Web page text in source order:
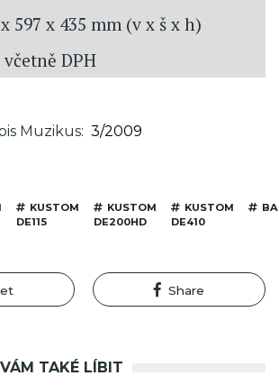
597 x 435 mm (v x š x h)
včetně DPH
Muzikus 3/2009
KUSTOM
DE115
KUSTOM
DE200HD
KUSTOM
DE410
Share
TAKÉ LÍBIT